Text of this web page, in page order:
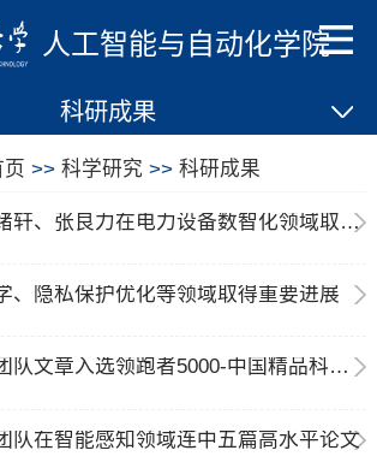
人工智能与自动化学院
科研成果
页 >> 科学研究 >> 科研成果
我院龚若涵、陈绪轩、张良力在电力设备数智化领域取得研究进展
、隐私保护优化等领域取得重要进展
我院李维刚教授团队文章入选领跑者5000-中国精品科技期刊顶尖学术论文
队在智能感知领域连中五篇高水平论文